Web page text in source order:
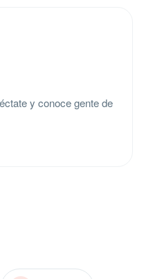
y conoce gente de